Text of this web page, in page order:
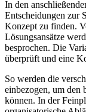
In den
Entscheidungen zur
Konzept zu finden.
Lösungsansätze
besprochen. Die
überprüft und eine
So werden die
einbezogen, um den
können. In der